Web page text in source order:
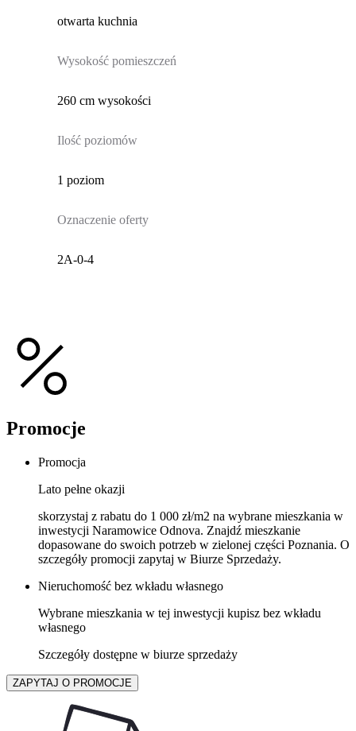
otwarta kuchnia
Wysokość pomieszczeń
260 cm wysokości
Ilość poziomów
1 poziom
Oznaczenie oferty
2A-0-4
Promocje
Promocja
Lato pełne okazji
skorzystaj z rabatu do 1 000 zł/m2 na wybrane mieszkania w
inwestycji Naramowice Odnova. Znajdź mieszkanie
dopasowane do swoich potrzeb w zielonej części Poznania. O
szczegóły promocji zapytaj w Biurze Sprzedaży.
Nieruchomość bez wkładu własnego
Wybrane mieszkania w tej inwestycji kupisz bez wkładu
własnego
Szczegóły dostępne w biurze sprzedaży
ZAPYTAJ O PROMOCJE